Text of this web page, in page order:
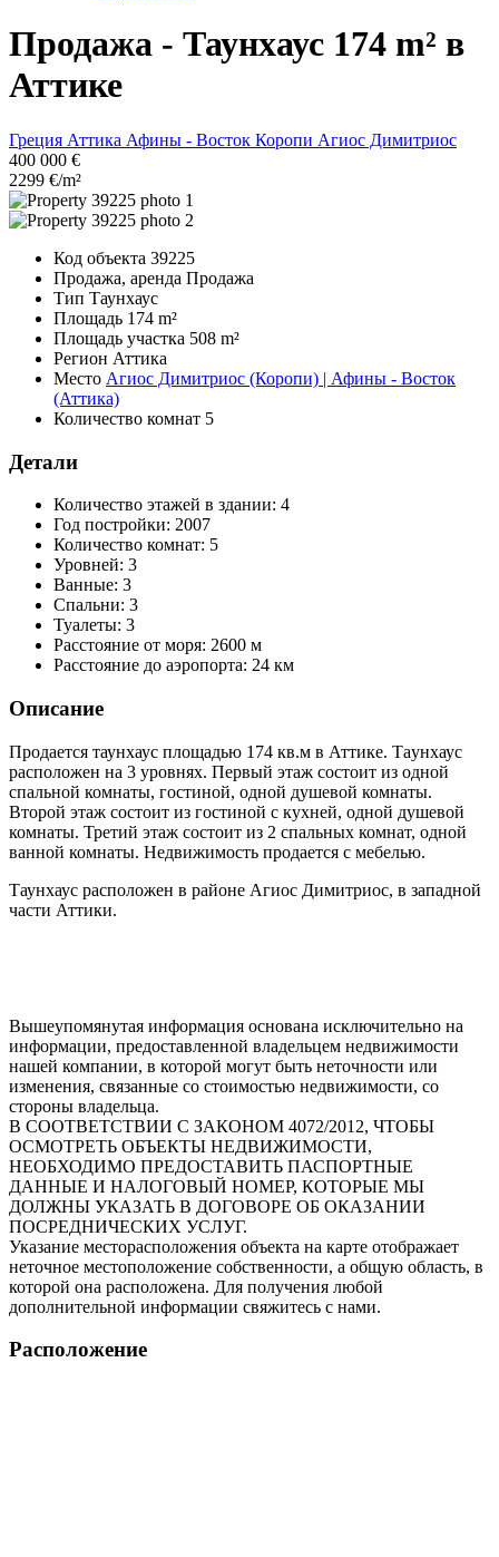
Продажа - Таунхаус 174 m² в
Аттике
Греция Аттика Афины - Восток Коропи Агиос Димитриос
400 000 €
2299 €/m²
Код объекта 39225
Продажа, аренда Продажа
Тип Таунхаус
Площадь 174 m²
Площадь участка 508 m²
Регион Аттика
Место Агиос Димитриос (Коропи) | Афины - Восток
(Аттика)
Количество комнат 5
Детали
Количество этажей в здании: 4
Год постройки: 2007
Количество комнат: 5
Уровней: 3
Ванные: 3
Спальни: 3
Туалеты: 3
Расстояние от моря: 2600 м
Расстояние до аэропорта: 24 км
Описание
Продается таунхаус площадью 174 кв.м в Аттике. Таyнхаус
расположен на 3 уровнях. Первый этаж состоит из одной
спальной комнаты, гостиной, одной душевой комнаты.
Второй этаж состоит из гостиной с кухней, одной душевой
комнаты. Третий этаж состоит из 2 спальных комнат, одной
ванной комнаты. Недвижимость продается с мебелью.
Таунхаус расположен в районе Агиос Димитриос, в западной
части Аттики.
Вышеупомянутая информация основана исключительно на
информации, предоставленной владельцем недвижимости
нашей компании, в которой могут быть неточности или
изменения, связанные со стоимостью недвижимости, со
стороны владельца.
В СООТВЕТСТВИИ С ЗАКОНОМ 4072/2012, ЧТОБЫ
ОСМОТРЕТЬ ОБЪЕКТЫ НЕДВИЖИМОСТИ,
НЕОБХОДИМО ПРЕДОСТАВИТЬ ПАСПОРТНЫЕ
ДАННЫЕ И НАЛОГОВЫЙ НОМЕР, КОТОРЫЕ МЫ
ДОЛЖНЫ УКАЗАТЬ В ДОГОВОРЕ ОБ ОКАЗАНИИ
ПОСРЕДНИЧЕСКИХ УСЛУГ.
Указание месторасположения объекта на карте отображает
неточное местоположение собственности, а общую область, в
которой она расположена. Для получения любой
дополнительной информации свяжитесь с нами.
Расположение